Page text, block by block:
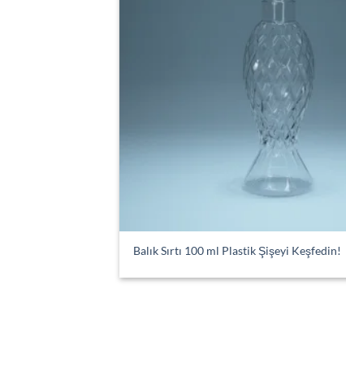
Balık Sırtı 100 ml Plastik Şişeyi Keşfedin!